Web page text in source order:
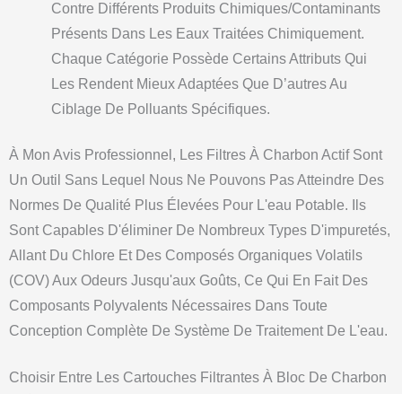
Contre Différents Produits Chimiques/contaminants
Présents Dans Les Eaux Traitées Chimiquement.
Chaque Catégorie Possède Certains Attributs Qui
Les Rendent Mieux Adaptées Que D’autres Au
Ciblage De Polluants Spécifiques.
À Mon Avis Professionnel, Les Filtres À Charbon Actif Sont
Un Outil Sans Lequel Nous Ne Pouvons Pas Atteindre Des
Normes De Qualité Plus Élevées Pour L'eau Potable. Ils
Sont Capables D'éliminer De Nombreux Types D'impuretés,
Allant Du Chlore Et Des Composés Organiques Volatils
(COV) Aux Odeurs Jusqu'aux Goûts, Ce Qui En Fait Des
Composants Polyvalents Nécessaires Dans Toute
Conception Complète De Système De Traitement De L'eau.
Choisir Entre Les Cartouches Filtrantes À Bloc De Charbon